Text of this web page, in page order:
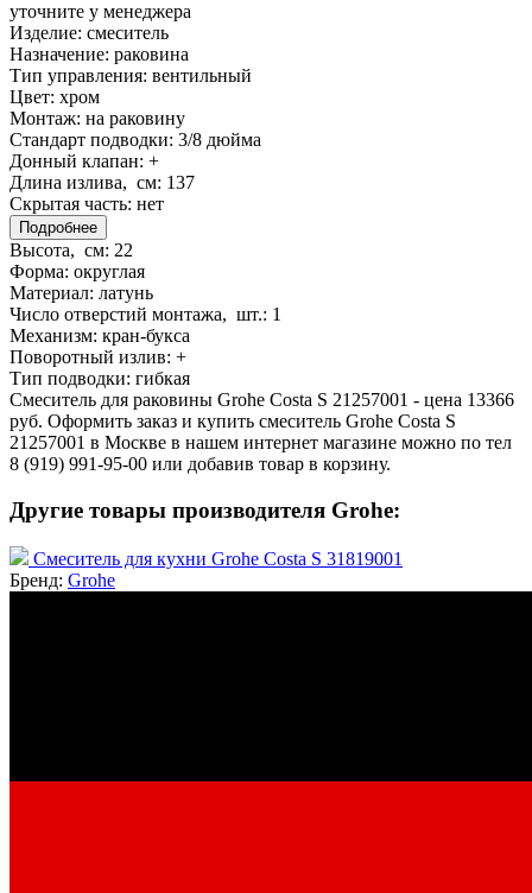
уточните у менеджера
Изделие: смеситель
Назначение: раковина
Тип управления: вентильный
Цвет: хром
Монтаж: на раковину
Стандарт подводки: 3/8 дюйма
Донный клапан: +
Длина излива, см: 137
Скрытая часть: нет
Подробнее
Высота, см: 22
Форма: округлая
Материал: латунь
Число отверстий монтажа, шт.: 1
Механизм: кран-букса
Поворотный излив: +
Тип подводки: гибкая
Смеситель для раковины Grohe Costa S 21257001 - цена 13366
руб. Оформить заказ и купить смеситель Grohe Costa S
21257001 в Москве в нашем интернет магазине можно по тел
8 (919) 991-95-00 или добавив товар в корзину.
Другие товары производителя Grohe:
Смеситель для кухни Grohe Costa S 31819001
Бренд: Grohe